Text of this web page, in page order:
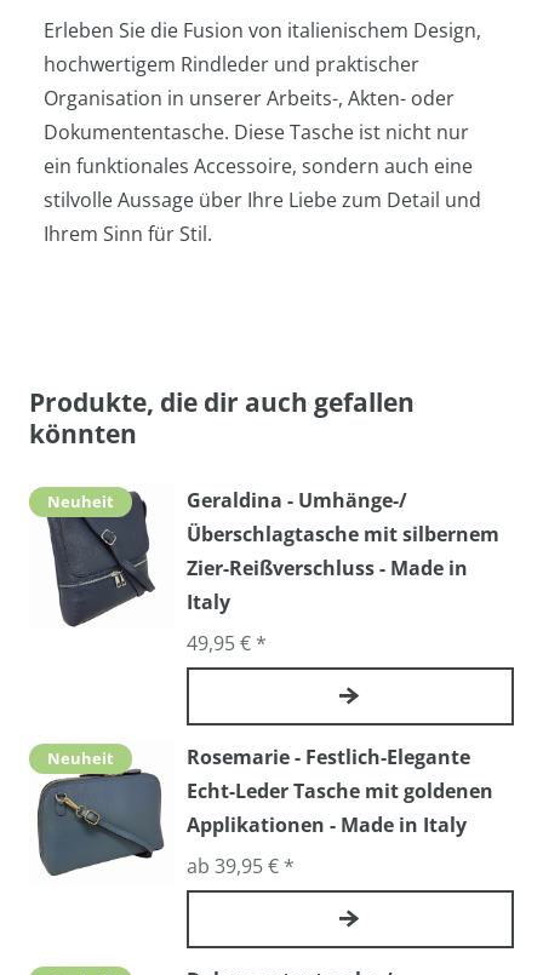
Erleben Sie die Fusion von italienischem Design,
hochwertigem Rindleder und praktischer
Organisation in unserer Arbeits-, Akten- oder
Dokumententasche. Diese Tasche ist nicht nur
ein funktionales Accessoire, sondern auch eine
stilvolle Aussage über Ihre Liebe zum Detail und
Ihrem Sinn für Stil.
Produkte, die dir auch gefallen
könnten
Neuheit
Geraldina - Umhänge-/
Überschlagtasche mit silbernem
Zier-Reißverschluss - Made in
Italy
49,95 € *
Neuheit
Rosemarie - Festlich-Elegante
Echt-Leder Tasche mit goldenen
Applikationen - Made in Italy
ab 39,95 € *